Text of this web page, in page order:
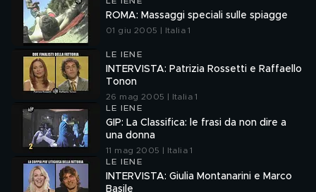
ROMA: Massaggi speciali sulle spiagge
01 giu 2005 | Italia 1
LE IENE
INTERVISTA: Patrizia Rossetti e Raffaello
Tonon
26 mag 2005 | Italia 1
LE IENE
GIP: La Classifica: le frasi da non dire a
una donna
11 mag 2005 | Italia 1
LE IENE
INTERVISTA: Giulia Montanarini e Marco
Basile